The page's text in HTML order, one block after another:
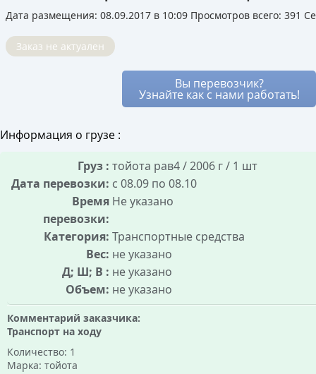
рыночной, а риск переплаты минимален, так
как все условия сделки известны заранее.
цену, так как его расходы уже частично
лучшие условия, не оплачивая полный рейс.
Дата размещения: 08.09.2017 в 10:09 Просмотров всего: 391
Заказ не актуален
Вы перевозчик?
Узнайте как с нами работать!
Информация о грузе :
Груз : тойота рав4 / 2006 г / 1 шт
Дата перевозки: с 08.09 по 08.10
Время
перевозки:
Не указано
Категория: Транспортные средства
Вес: не указано
Д; Ш; В : не указано
Объем: не указано
Комментарий заказчика:
Транспорт на ходу
Количество: 1
Марка: тойота